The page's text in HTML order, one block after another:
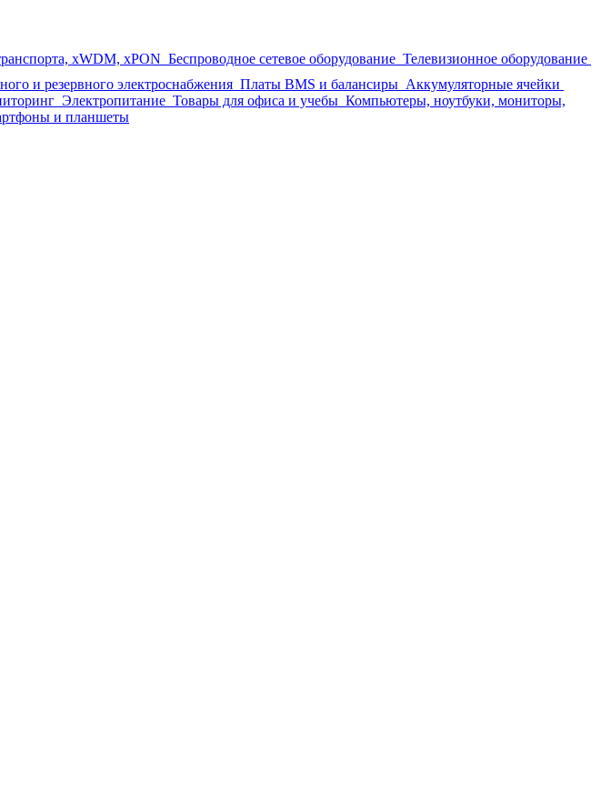
xWDM, xPON Беспроводное сетевое оборудование Телевизионное оборудование
и резервного электроснабжения Платы BMS и балансиры Аккумуляторные ячейки
Электропитание Товары для офиса и учебы Компьютеры, ноутбуки, мониторы,
и планшеты